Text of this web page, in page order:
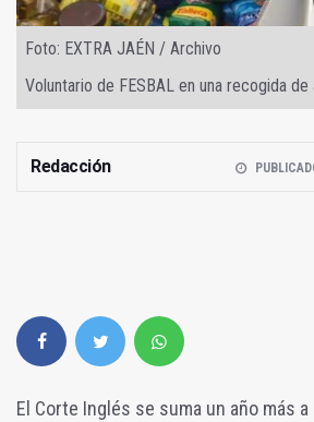
Foto: EXTRA JAÉN / Archivo
Voluntario de FESBAL en una recogida de
Redacción
El Corte Inglés se suma un año más a